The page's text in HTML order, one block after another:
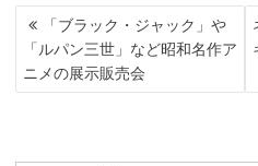
投
稿
ナ
ビ
「ブラック・ジャック」や
「ルパン三世」など昭和名作ア
ニメの展示販売会